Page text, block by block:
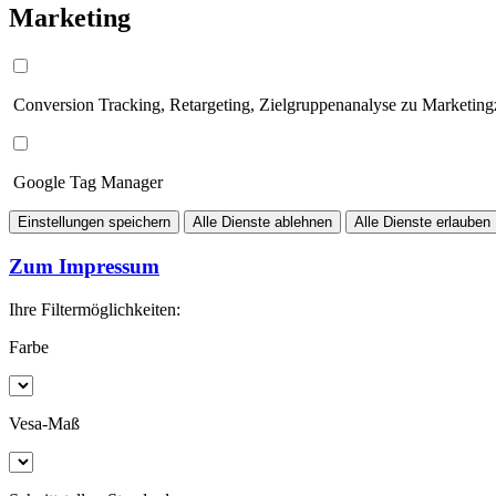
Marketing
Conversion Tracking, Retargeting, Zielgruppenanalyse zu
Google Tag Manager
Einstellungen speichern Alle Dienste ablehnen Alle Dienste erlauben
Zum Impressum
Ihre Filtermöglichkeiten:
Farbe
Vesa-Maß